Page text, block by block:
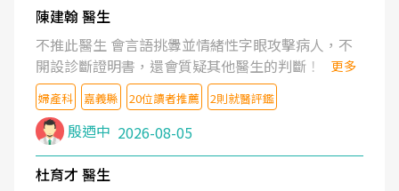
陳建翰 醫生
不推此醫生 會言語挑釁並情緒性字眼攻擊病人，不
開設診斷證明書，還會質疑其他醫生的判斷！
更多
婦產科 嘉義縣 20位讀者推薦 2則就醫評鑑
殷迺中 2026-08-05
杜育才 醫生